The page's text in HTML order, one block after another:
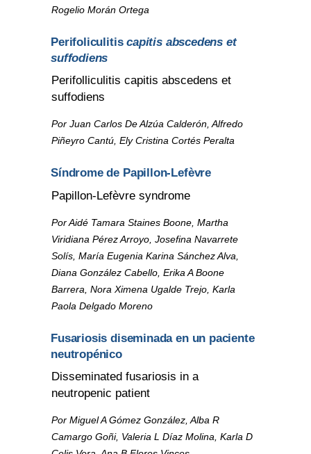
Rogelio Morán Ortega
Perifoliculitiscapitis abscedens et
suffodiens
Perifolliculitis capitis abscedens et
suffodiens
Por Juan Carlos De Alzúa Calderón, Alfredo
Piñeyro Cantú, Ely Cristina Cortés Peralta
Síndrome de Papillon-Lefèvre
Papillon-Lefèvre syndrome
Por Aidé Tamara Staines Boone, Martha
Viridiana Pérez Arroyo, Josefina Navarrete
Solís, María Eugenia Karina Sánchez Alva,
Diana González Cabello, Erika A Boone
Barrera, Nora Ximena Ugalde Trejo, Karla
Paola Delgado Moreno
Fusariosis diseminada en un paciente
neutropénico
Disseminated fusariosis in a
neutropenic patient
Por Miguel A Gómez González, Alba R
Camargo Goñi, Valeria L Díaz Molina, Karla D